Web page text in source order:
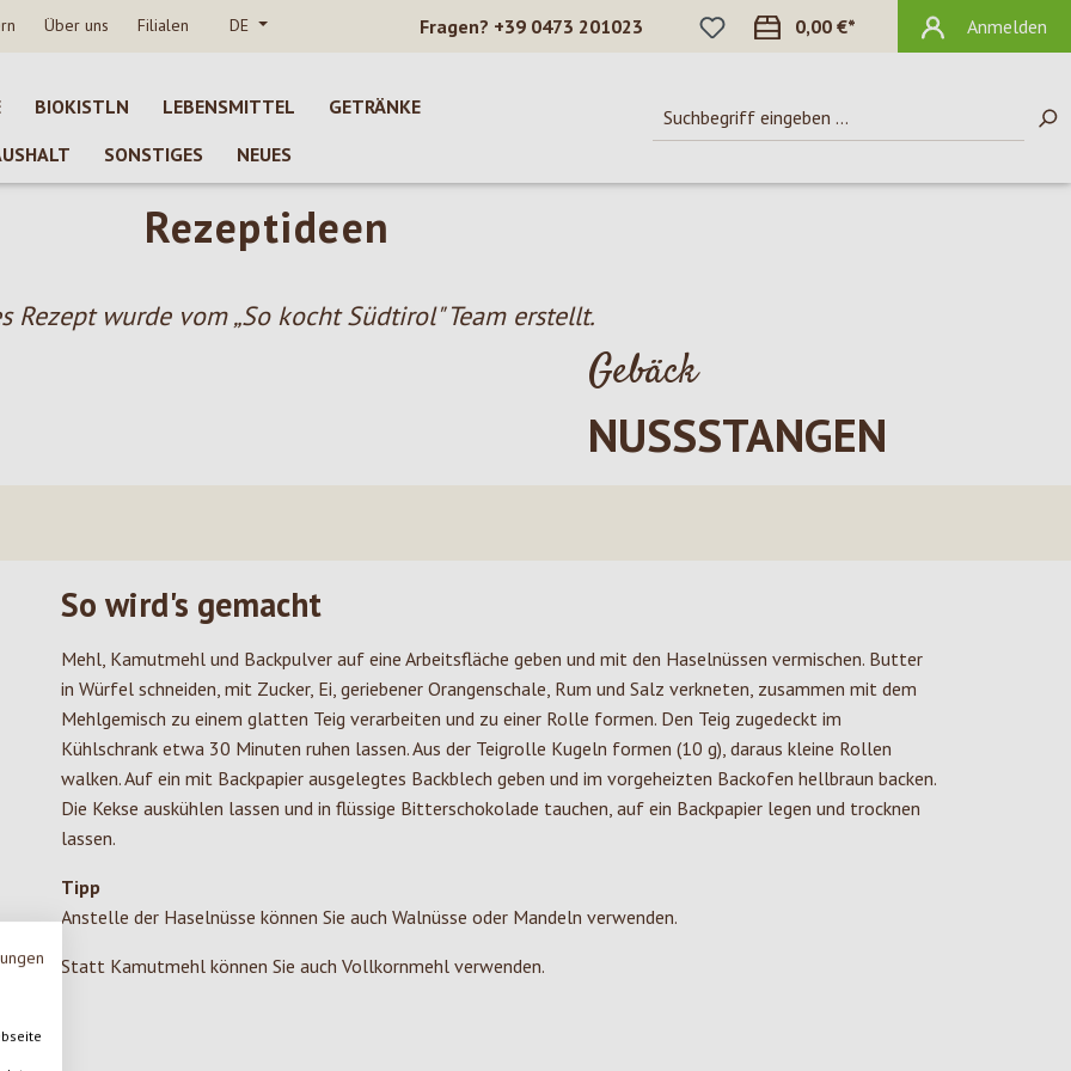
Über uns Filialen DE Fragen? +39 0473 201023
DU HAST 0 PRODUKTE AUF DEM
0,00 €* Anmelden
BIOKISTLN LEBENSMITTEL
GETRÄNKE
SONSTIGES NEUES
Rezeptideen
Rezept wurde vom „So kocht Südtirol" Team erstellt.
Gebäck
NUSSSTANGEN
So wird's gemacht
Mehl, Kamutmehl und Backpulver auf eine Arbeitsfläche geben und mit den Haselnüssen vermischen. Butter
in Würfel schneiden, mit Zucker, Ei, geriebener Orangenschale, Rum und Salz verkneten, zusammen mit dem
Mehlgemisch zu einem glatten Teig verarbeiten und zu einer Rolle formen. Den Teig zugedeckt im
Kühlschrank etwa 30 Minuten ruhen lassen. Aus der Teigrolle Kugeln formen (10 g), daraus kleine Rollen
walken. Auf ein mit Backpapier ausgelegtes Backblech geben und im vorgeheizten Backofen hellbraun backen.
Die Kekse auskühlen lassen und in flüssige Bitterschokolade tauchen, auf ein Backpapier legen und trocknen
lassen.
Tipp
Anstelle der Haselnüsse können Sie auch Walnüsse oder Mandeln verwenden.
Statt Kamutmehl können Sie auch Vollkornmehl verwenden.